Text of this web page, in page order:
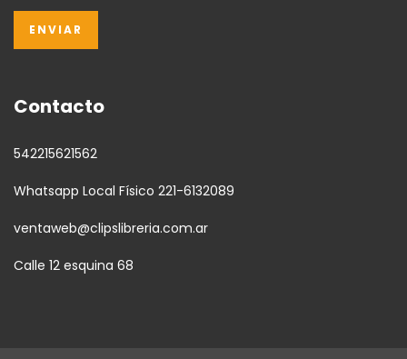
Contacto
542215621562
Whatsapp Local Físico 221-6132089
ventaweb@clipslibreria.com.ar
Calle 12 esquina 68